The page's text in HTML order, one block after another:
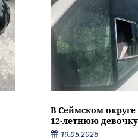
В Сеймском округе
12-летнюю девочку
19.05.2026